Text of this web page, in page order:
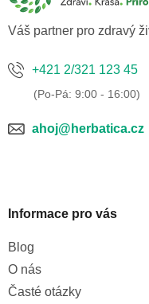
Váš partner pro zdravý
+421 2/321 123 45
ahoj@herbatica.cz
Informace pro vás
Blog
O nás
Časté otázky